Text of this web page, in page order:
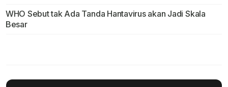
WHO Sebut tak Ada Tanda Hantavirus akan Jadi Skala
Besar